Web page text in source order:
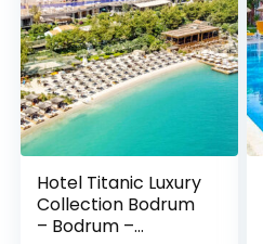
Hotel Titanic Luxury
Collection Bodrum
– Bodrum –